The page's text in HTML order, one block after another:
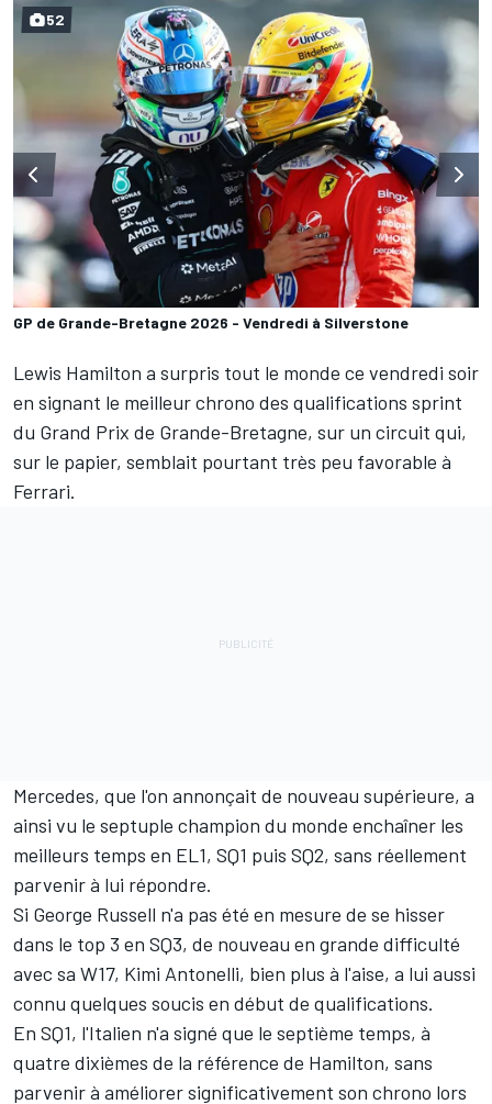
GP de Grande-Bretagne 2026 - Vendredi à Silverstone
52
Lewis Hamilton a surpris tout le monde ce vendredi soir
en signant le meilleur chrono des qualifications sprint
du Grand Prix de Grande-Bretagne, sur un circuit qui,
sur le papier, semblait pourtant très peu favorable à
Ferrari.
Mercedes, que l'on annonçait de nouveau supérieure, a
ainsi vu le septuple champion du monde enchaîner les
meilleurs temps en EL1, SQ1 puis SQ2, sans réellement
parvenir à lui répondre.
Si George Russell n'a pas été en mesure de se hisser
dans le top 3 en SQ3, de nouveau en grande difficulté
avec sa W17, Kimi Antonelli, bien plus à l'aise, a lui aussi
connu quelques soucis en début de qualifications.
En SQ1, l'Italien n'a signé que le septième temps, à
quatre dixièmes de la référence de Hamilton, sans
parvenir à améliorer significativement son chrono lors